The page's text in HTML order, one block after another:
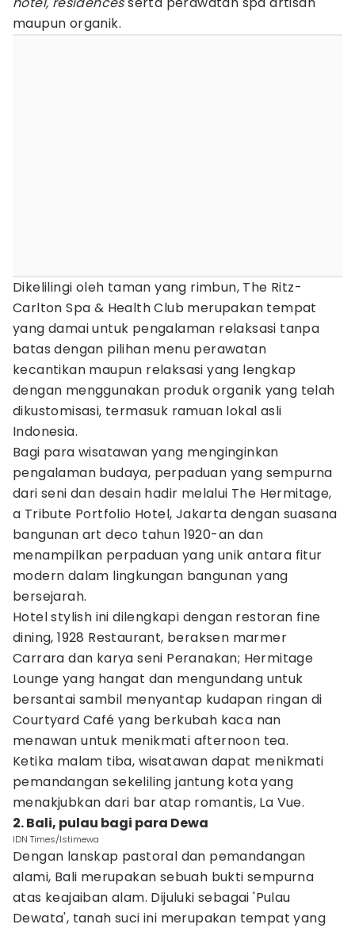
maupun organik.
Dikelilingi oleh taman yang rimbun, The Ritz-
Carlton Spa & Health Club merupakan tempat
yang damai untuk pengalaman relaksasi tanpa
batas dengan pilihan menu perawatan
kecantikan maupun relaksasi yang lengkap
dengan menggunakan produk organik yang telah
dikustomisasi, termasuk ramuan lokal asli
Indonesia.
Bagi para wisatawan yang menginginkan
pengalaman budaya, perpaduan yang sempurna
dari seni dan desain hadir melalui The Hermitage,
a Tribute Portfolio Hotel, Jakarta dengan suasana
bangunan art deco tahun 1920-an dan
menampilkan perpaduan yang unik antara fitur
modern dalam lingkungan bangunan yang
bersejarah.
Hotel stylish ini dilengkapi dengan restoran fine
dining, 1928 Restaurant, beraksen marmer
Carrara dan karya seni Peranakan; Hermitage
Lounge yang hangat dan mengundang untuk
bersantai sambil menyantap kudapan ringan di
Courtyard Café yang berkubah kaca nan
menawan untuk menikmati afternoon tea.
Ketika malam tiba, wisatawan dapat menikmati
pemandangan sekeliling jantung kota yang
menakjubkan dari bar atap romantis, La Vue.
2. Bali, pulau bagi para Dewa
IDN Times/Istimewa
Dengan lanskap pastoral dan pemandangan
alami, Bali merupakan sebuah bukti sempurna
atas keajaiban alam. Dijuluki sebagai 'Pulau
Dewata', tanah suci ini merupakan tempat yang